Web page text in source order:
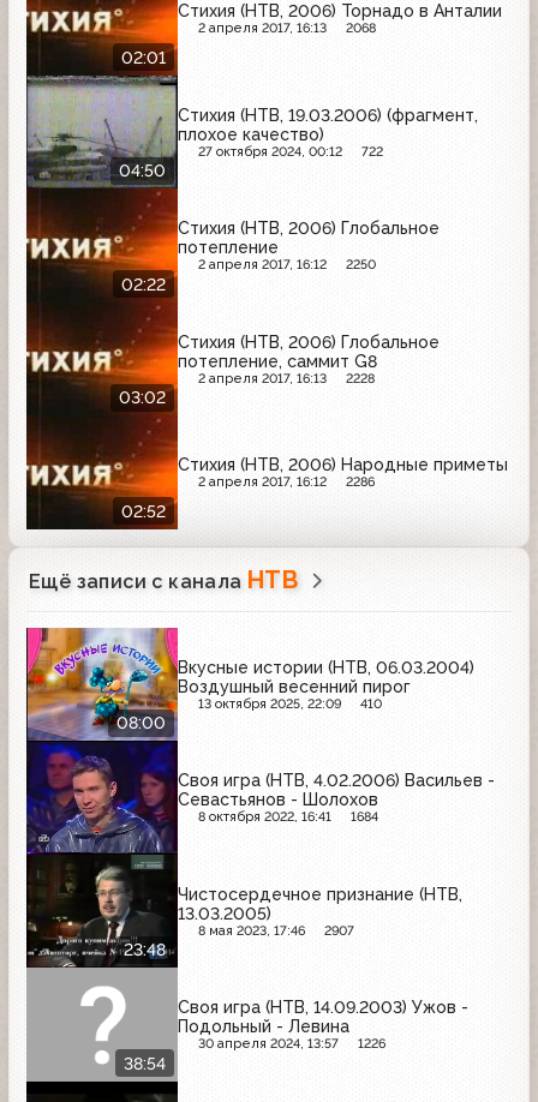
02:01
Стихия (НТВ, 2006) Торнадо в Анталии
2 апреля 2017, 16:13 2068
04:50
Стихия (НТВ, 19.03.2006) (фрагмент,
плохое качество)
27 октября 2024, 00:12 722
02:22
Стихия (НТВ, 2006) Глобальное
потепление
2 апреля 2017, 16:12 2250
03:02
Стихия (НТВ, 2006) Глобальное
потепление, саммит G8
2 апреля 2017, 16:13 2228
02:52
Стихия (НТВ, 2006) Народные приметы
2 апреля 2017, 16:12 2286
Ещё записи с канала НТВ
08:00
Вкусные истории (НТВ, 06.03.2004)
Воздушный весенний пирог
13 октября 2025, 22:09 410
Своя игра (НТВ, 4.02.2006) Васильев -
Севастьянов - Шолохов
8 октября 2022, 16:41 1684
23:48
Чистосердечное признание (НТВ,
13.03.2005)
8 мая 2023, 17:46 2907
38:54
Своя игра (НТВ, 14.09.2003) Ужов -
Подольный - Левина
30 апреля 2024, 13:57 1226